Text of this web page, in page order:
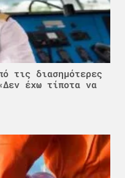
τις διασημότερες
έχω τίποτα να